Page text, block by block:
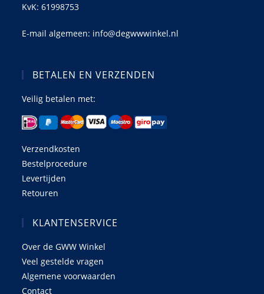
KvK: 61998753
E-mail algemeen: info@degwwwinkel.nl
BETALEN EN VERZENDEN
Veilig betalen met:
Verzendkosten
Bestelprocedure
Levertijden
Retouren
KLANTENSERVICE
Over de GWW Winkel
Veel gestelde vragen
Algemene voorwaarden
Contact